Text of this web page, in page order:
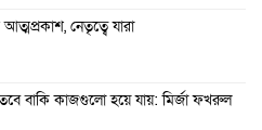
নেতৃত্বে যারা
তবে বাকি কাজগুলো হয়ে যায়: মির্জা ফখরুল